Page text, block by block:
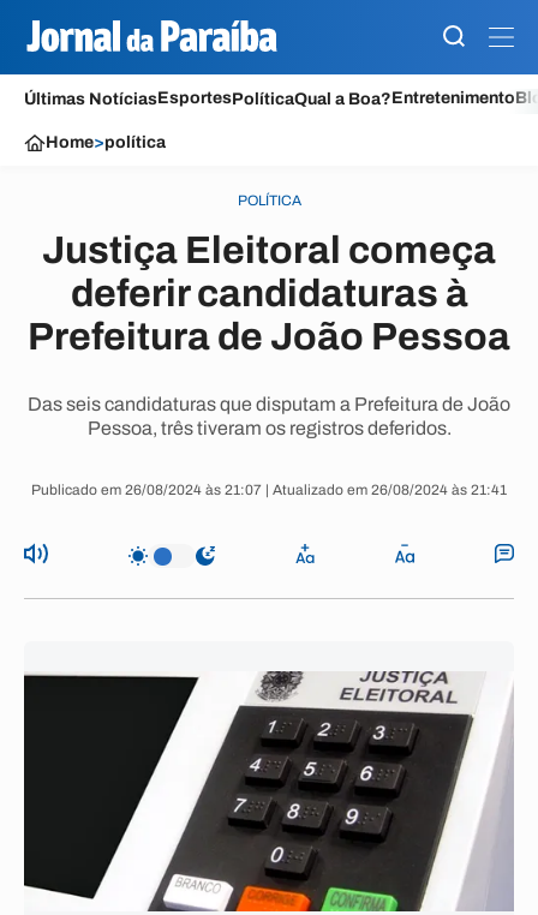
Últimas NotíciasEsportesPolíticaQual a Boa?Entretenimento
Home>política
POLÍTICA
Justiça Eleitoral começa
deferir candidaturas à
Prefeitura de João Pessoa
Das seis candidaturas que disputam a Prefeitura de João
Pessoa, três tiveram os registros deferidos.
Publicado em 26/08/2024 às 21:07 | Atualizado em 26/08/2024 às 21:41